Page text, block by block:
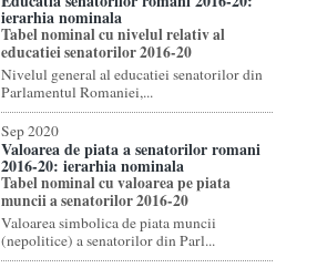
ierarhia nominala
Tabel nominal cu nivelul relativ al
educatiei senatorilor 2016-20
Nivelul general al educatiei senatorilor din
Parlamentul Romaniei,...
Sep 2020
Valoarea de piata a senatorilor romani
2016-20: ierarhia nominala
Tabel nominal cu valoarea pe piata
muncii a senatorilor 2016-20
Valoarea simbolica de piata muncii
(nepolitice) a senatorilor din Parl...